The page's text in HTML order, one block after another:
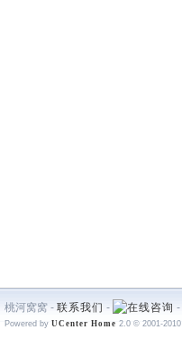
桃河窝窝 - 联系我们 - -
Powered by UCenter Home 2.0 © 2001-2010